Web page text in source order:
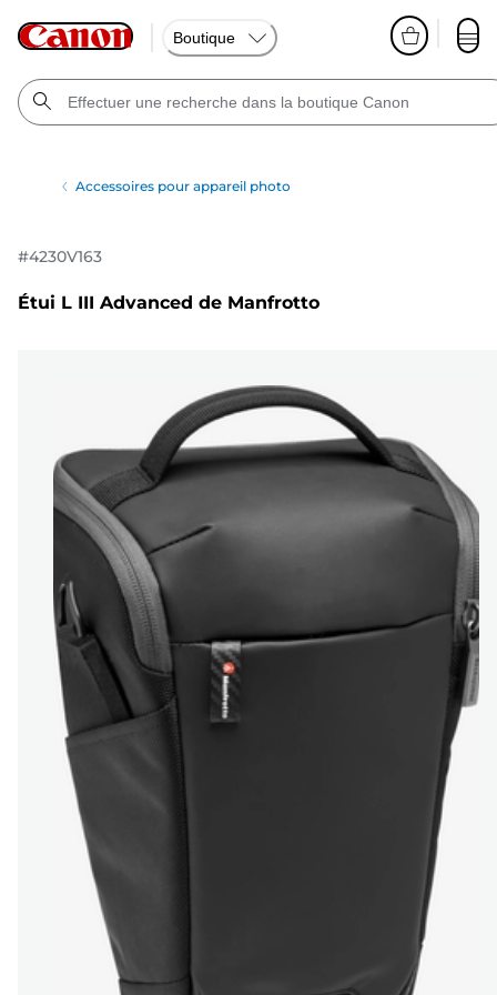
Boutique
Accessoires pour appareil photo
#4230V163
Étui L III Advanced de Manfrotto